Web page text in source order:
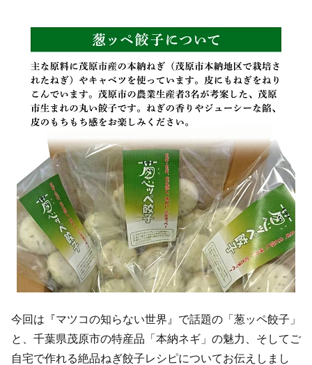
今回は『マツコの知らない世界』で話題の「葱ッペ餃子」
と、千葉県茂原市の特産品「本納ネギ」の魅力、そしてご
自宅で作れる絶品ねぎ餃子レシピについてお伝えしまし